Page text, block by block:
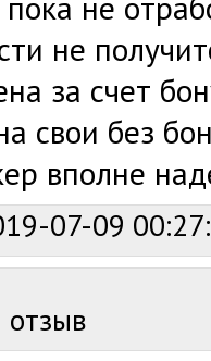
не
за счет
свои без
вполне
07-09